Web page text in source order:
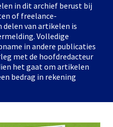
in dit archief berust bij
of freelance-
delen van artikelen is
Volledige
in andere publicaties
met de hoofdredacteur
het gaat om artikelen
bedrag in rekening